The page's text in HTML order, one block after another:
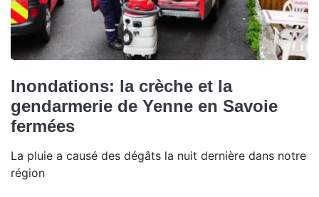
Inondations: la crèche et la
gendarmerie de Yenne en Savoie
fermées
La pluie a causé des dégâts la nuit dernière dans notre
région